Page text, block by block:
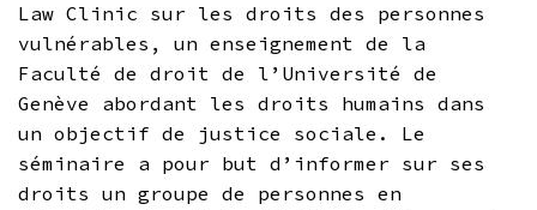
Law Clinic sur les droits des personnes
vulnérables, un enseignement de la
Faculté de droit de l’Université de
Genève abordant les droits humains dans
un objectif de justice sociale. Le
séminaire a pour but d’informer sur ses
droits un groupe de personnes en